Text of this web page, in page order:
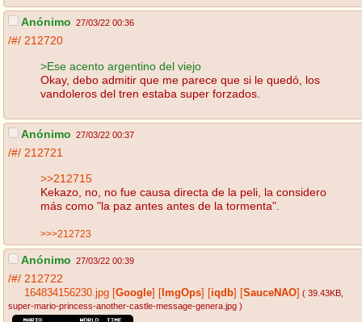
Anónimo 27/03/22 00:36
/#/ 212720
>Ese acento argentino del viejo
Okay, debo admitir que me parece que si le quedó, los
vandoleros del tren estaba super forzados.
Anónimo 27/03/22 00:37
/#/ 212721
>>212715
Kekazo, no, no fue causa directa de la peli, la considero
más como "la paz antes antes de la tormenta".
>>>212723
Anónimo 27/03/22 00:39
/#/ 212722
164834156230.jpg Google ImgOps iqdb SauceNAO ( 39.43KB
super-mario-princess-another-castle-message-genera.jpg )